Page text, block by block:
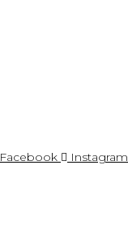
Facebook Instagram